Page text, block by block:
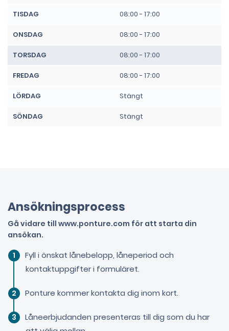
TISDAG 08:00 - 17:00
ONSDAG 08:00 - 17:00
TORSDAG 08:00 - 17:00
FREDAG 08:00 - 17:00
LÖRDAG Stängt
SÖNDAG Stängt
Ansökningsprocess
Gå vidare till www.ponture.com för att starta din
ansökan.
Fyll i önskat lånebelopp, låneperiod och
kontaktuppgifter i formuläret.
Ponture kommer kontakta dig inom kort.
Låneerbjudanden presenteras till dig som du har